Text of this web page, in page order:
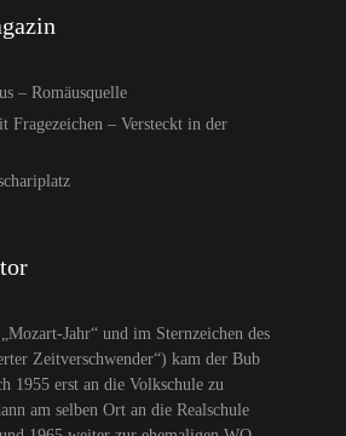
– Romäusquelle
Fragezeichen – Versteckt in der
Jahr“ und im Sternzeichen des
Zeitverschwender“) kam der Bub
1955 erst an die Volkschule zu
am selben Ort an die Realschule